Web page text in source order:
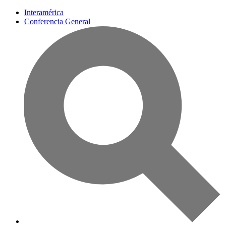
Interamérica
Conferencia General